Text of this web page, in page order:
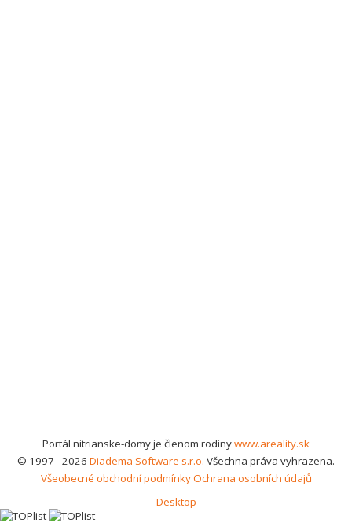
Portál nitrianske-domy je členom rodinywww.areality.sk
© 1997 - 2026 Diadema Software s.r.o. Všechna práva vyhrazena.
Všeobecné obchodní podmínkyOchrana osobních údajů
Desktop